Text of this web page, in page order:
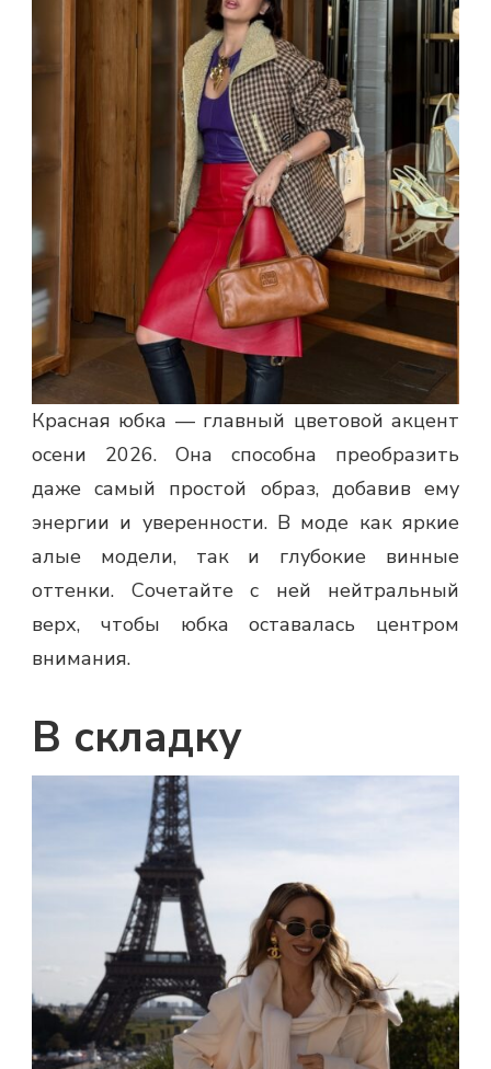
Красная юбка — главный цветовой акцент
осени 2026. Она способна преобразить
даже самый простой образ, добавив ему
энергии и уверенности. В моде как яркие
алые модели, так и глубокие винные
оттенки. Сочетайте с ней нейтральный
верх, чтобы юбка оставалась центром
внимания.
В складку